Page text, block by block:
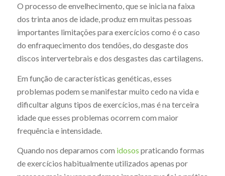
O processo de envelhecimento, que se inicia na faixa
dos trinta anos de idade, produz em muitas pessoas
importantes limitações para exercícios como é o caso
do enfraquecimento dos tendões, do desgaste dos
discos intervertebrais e dos desgastes das cartilagens.
Em função de características genéticas, esses
problemas podem se manifestar muito cedo na vida e
dificultar alguns tipos de exercícios, mas é na terceira
idade que esses problemas ocorrem com maior
frequência e intensidade.
Quando nos deparamos com idosos praticando formas
de exercícios habitualmente utilizados apenas por